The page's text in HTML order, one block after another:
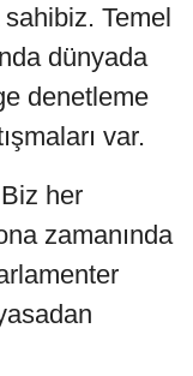
Temel
dünyada
denetleme
var.
her
zamanında